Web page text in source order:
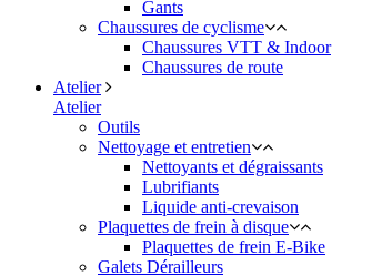
Gants
Chaussures de cyclisme
Chaussures VTT & Indoor
Chaussures de route
Atelier
Atelier
Outils
Nettoyage et entretien
Nettoyants et dégraissants
Lubrifiants
Liquide anti-crevaison
Plaquettes de frein à disque
Plaquettes de frein E-Bike
Galets Dérailleurs